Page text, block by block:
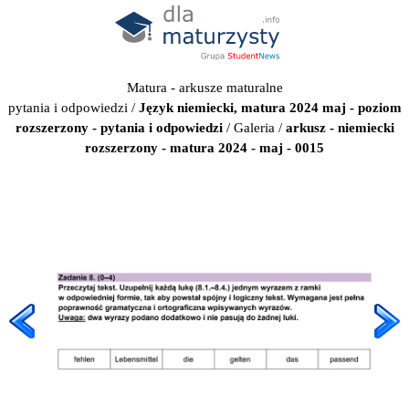
Matura - arkusze maturalne
pytania i odpowiedzi / Język niemiecki, matura 2024 maj - poziom
rozszerzony - pytania i odpowiedzi/ Galeria / arkusz - niemiecki
rozszerzony - matura 2024 - maj - 0015